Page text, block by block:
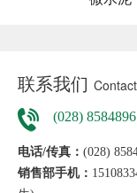
联系我们
(028)
电话/传真： (028)
销售部手机：